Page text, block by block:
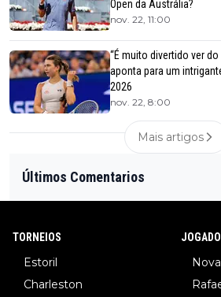
Open da Austrália?
nov. 22, 11:00
“É muito divertido ver
aponta para um
2026
nov. 22, 8:00
Mais artigos
Últimos Comentarios
TORNEIOS
Estoril
Charleston